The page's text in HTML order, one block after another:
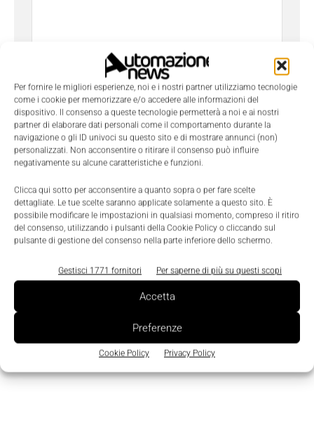
Per fornire le migliori esperienze, noi e i nostri partner utilizziamo tecnologie
come i cookie per memorizzare e/o accedere alle informazioni del
dispositivo. Il consenso a queste tecnologie permetterà a noi e ai nostri
partner di elaborare dati personali come il comportamento durante la
navigazione o gli ID univoci su questo sito e di mostrare annunci (non)
personalizzati. Non acconsentire o ritirare il consenso può influire
negativamente su alcune caratteristiche e funzioni.
Clicca qui sotto per acconsentire a quanto sopra o per fare scelte
dettagliate. Le tue scelte saranno applicate solamente a questo sito. È
possibile modificare le impostazioni in qualsiasi momento, compreso il ritiro
del consenso, utilizzando i pulsanti della Cookie Policy o cliccando sul
pulsante di gestione del consenso nella parte inferiore dello schermo.
Gestisci 1771 fornitori Per saperne di più su questi scopi
Accetta
Preferenze
Cookie Policy Privacy Policy
Ho letto e compreso l'Informativa sulla Privacye
do il consenso al trattamento dei dati da parte di